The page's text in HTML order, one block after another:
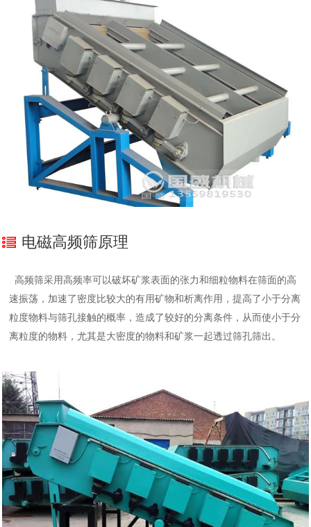
电磁高频筛原理
高频筛采用高频率可以破坏矿浆表面的张力和细粒物料在筛面的高
速振荡，加速了密度比较大的有用矿物和析离作用，提高了小于分离
粒度物料与筛孔接触的概率，造成了较好的分离条件，从而使小于分
离粒度的物料，尤其是大密度的物料和矿浆一起透过筛孔筛出。